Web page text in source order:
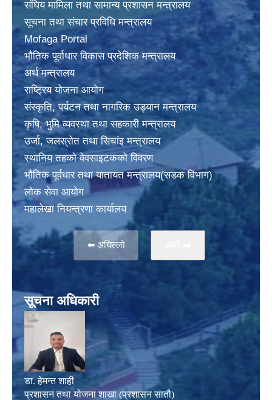
संघिय मामिला तथा सामान्य प्रशासन मन्त्रालय
सूचना तथा संचार प्रविधि मन्त्रालय
Mofaga Portal
भाैतिक पूर्वाधार विकास प्रदेशिक मन्त्रालय
अर्थ मन्त्रालय
राष्ट्रिय योजना आयोग
संस्कृति, पर्यटन तथा नागरिक उड्यान मन्त्रालय
कृषि, भुमि व्यवस्था तथा सहकारी मन्त्रालय
उर्जा, जलस्राेत तथा सिचांइ मन्त्रालय
स्थानिय तहकाे वेवसाइटककाे विवरण
भाैतिक पूर्वधार तथा यातायत मन्त्रालय(सडक विभाग)
लाेक सेवा आयोग
महालेखा नियन्त्रणा कार्यालय
⬅️ अघिल्लो
सूचना अधिकारी
डा. हेमन्त शाही
प्रशासन तथा योजना शाखा (प्रशासन सातौ)